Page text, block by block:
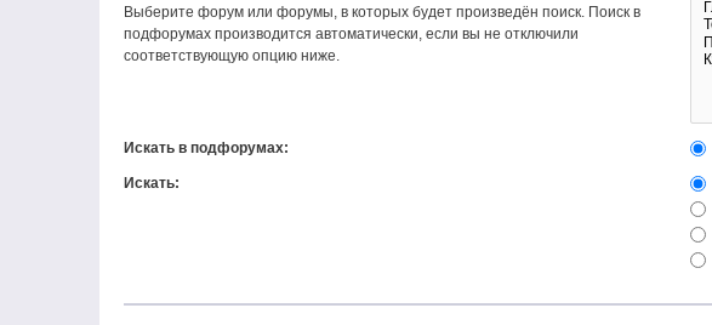
Выберите форум или форумы, в которых будет произведён поиск. Поиск в
подфорумах производится автоматически, если вы не отключили
соответствующую опцию ниже.
Искать в подфорумах:
Искать: